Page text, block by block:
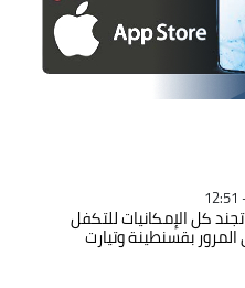
كل الإمكانيات للتكفل
بقسنطينة وتيارت